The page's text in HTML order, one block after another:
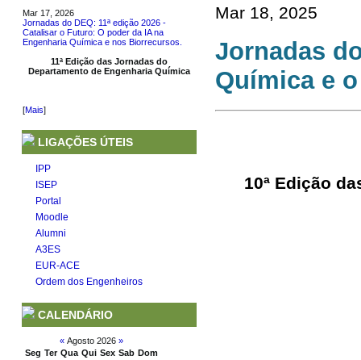
Mar 17, 2026
Jornadas do DEQ: 11ª edição 2026 -
Catalisar o Futuro: O poder da IA na
Engenharia Química e nos Biorrecursos.
11ª Edição das Jornadas do
Departamento de Engenharia Química
[Mais]
LIGAÇÕES ÚTEIS
IPP
ISEP
Portal
Moodle
Alumni
A3ES
EUR-ACE
Ordem dos Engenheiros
CALENDÁRIO
« Agosto 2026 »
Seg Ter Qua Qui Sex Sab Dom
Mar 18, 2025
Jornadas
Química e
10ª Edição